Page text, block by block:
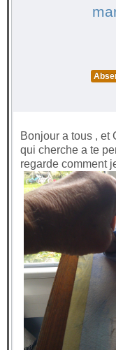
Bonjour a tous , et
qui cherche a te
regarde comment